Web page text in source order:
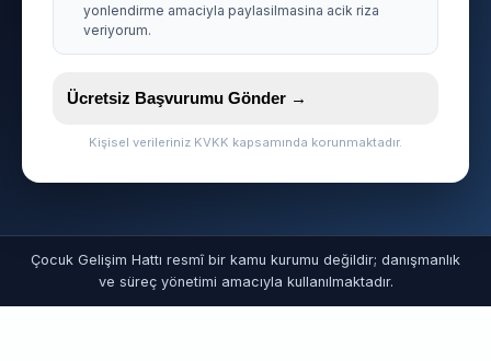
yonlendirme amaciyla paylasilmasina acik riza
veriyorum.
Ücretsiz Başvurumu Gönder →
Kişisel verileriniz KVKK kapsamında korunmaktadır.
Çocuk Gelişim Hattı resmî bir kamu kurumu değildir; danışmanlık
ve süreç yönetimi amacıyla kullanılmaktadır.